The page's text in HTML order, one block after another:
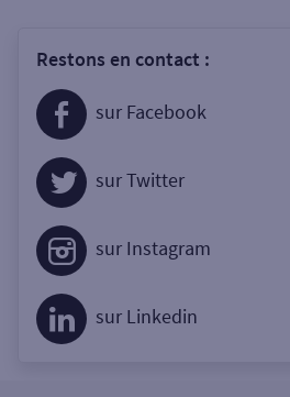
Restons en contact :
sur Facebook
sur Twitter
sur Instagram
sur Linkedin